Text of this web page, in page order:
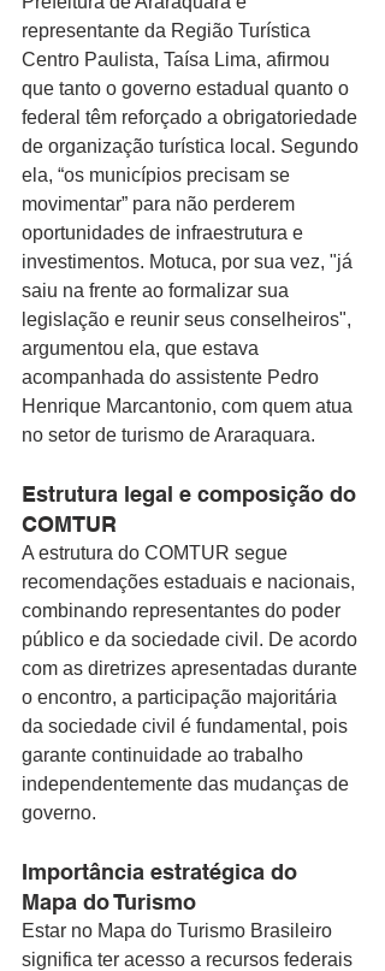
representante da Região Turística
Centro Paulista, Taísa Lima, afirmou
que tanto o governo estadual quanto o
federal têm reforçado a obrigatoriedade
de organização turística local. Segundo
ela, “os municípios precisam se
movimentar” para não perderem
oportunidades de infraestrutura e
investimentos. Motuca, por sua vez, "já
saiu na frente ao formalizar sua
legislação e reunir seus conselheiros",
argumentou ela, que estava
acompanhada do assistente Pedro
Henrique Marcantonio, com quem atua
no setor de turismo de Araraquara.
Estrutura legal e composição do
COMTUR
A estrutura do COMTUR segue
recomendações estaduais e nacionais,
combinando representantes do poder
público e da sociedade civil. De acordo
com as diretrizes apresentadas durante
o encontro, a participação majoritária
da sociedade civil é fundamental, pois
garante continuidade ao trabalho
independentemente das mudanças de
governo.
Importância estratégica do
Mapa do Turismo
Estar no Mapa do Turismo Brasileiro
significa ter acesso a recursos federais